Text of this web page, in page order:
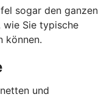
sogar den ganzen
wie Sie typische
können.
und